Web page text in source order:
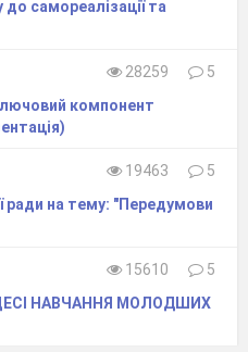
самореалізації та
28259
5
компонент
19463
5
ради на тему: "Передумови
15610
5
НАВЧАННЯ МОЛОДШИХ